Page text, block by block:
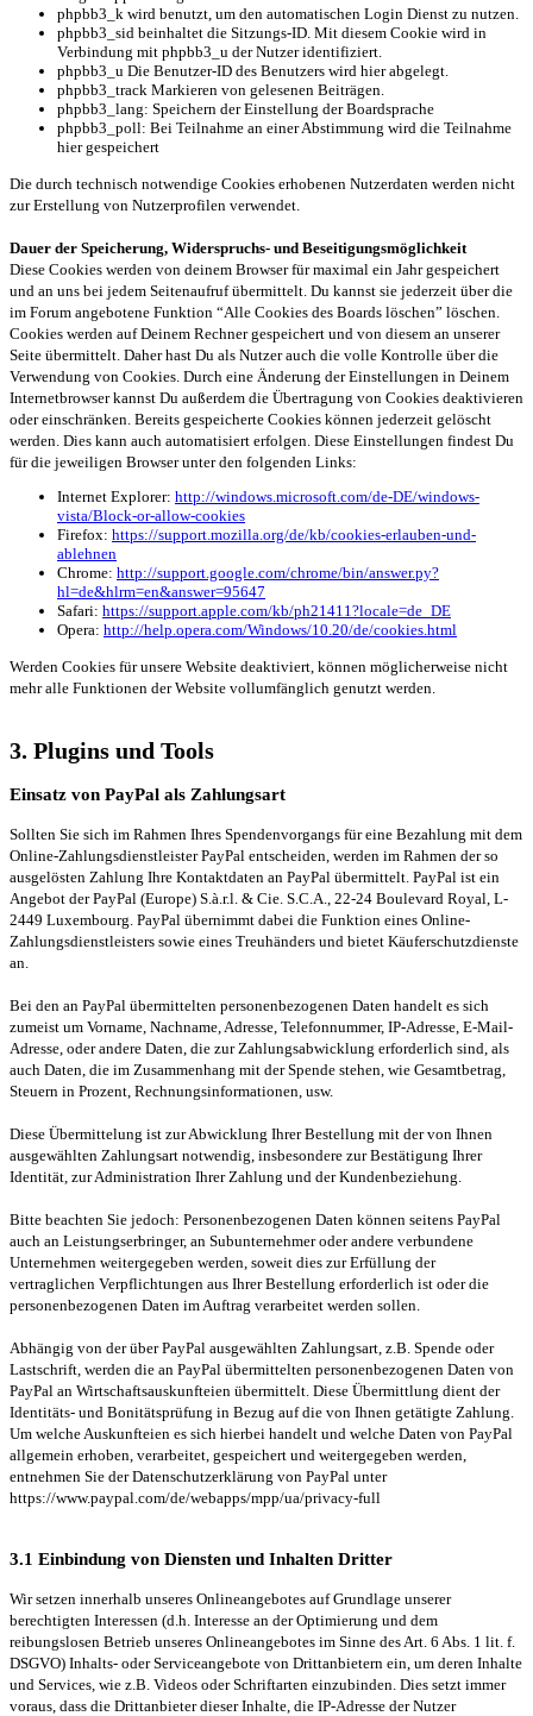
phpbb3_k wird benutzt, um den automatischen Login Dienst zu nutzen.
phpbb3_sid beinhaltet die Sitzungs-ID. Mit diesem Cookie wird in
Verbindung mit phpbb3_u der Nutzer identifiziert.
phpbb3_u Die Benutzer-ID des Benutzers wird hier abgelegt.
phpbb3_track Markieren von gelesenen Beiträgen.
phpbb3_lang: Speichern der Einstellung der Boardsprache
phpbb3_poll: Bei Teilnahme an einer Abstimmung wird die Teilnahme
hier gespeichert
Die durch technisch notwendige Cookies erhobenen Nutzerdaten werden nicht
zur Erstellung von Nutzerprofilen verwendet.
Dauer der Speicherung, Widerspruchs- und Beseitigungsmöglichkeit
Diese Cookies werden von deinem Browser für maximal ein Jahr gespeichert
und an uns bei jedem Seitenaufruf übermittelt. Du kannst sie jederzeit über die
im Forum angebotene Funktion “Alle Cookies des Boards löschen” löschen.
Cookies werden auf Deinem Rechner gespeichert und von diesem an unserer
Seite übermittelt. Daher hast Du als Nutzer auch die volle Kontrolle über die
Verwendung von Cookies. Durch eine Änderung der Einstellungen in Deinem
Internetbrowser kannst Du außerdem die Übertragung von Cookies deaktivieren
oder einschränken. Bereits gespeicherte Cookies können jederzeit gelöscht
werden. Dies kann auch automatisiert erfolgen. Diese Einstellungen findest Du
für die jeweiligen Browser unter den folgenden Links:
Internet Explorer: http://windows.microsoft.com/de-DE/windows-
vista/Block-or-allow-cookies
Firefox: https://support.mozilla.org/de/kb/cookies-erlauben-und-
ablehnen
Chrome: http://support.google.com/chrome/bin/answer.py?
hl=de&hlrm=en&answer=95647
Safari: https://support.apple.com/kb/ph21411?locale=de_DE
Opera: http://help.opera.com/Windows/10.20/de/cookies.html
Werden Cookies für unsere Website deaktiviert, können möglicherweise nicht
mehr alle Funktionen der Website vollumfänglich genutzt werden.
3. Plugins und Tools
Einsatz von PayPal als Zahlungsart
Sollten Sie sich im Rahmen Ihres Spendenvorgangs für eine Bezahlung mit dem
Online-Zahlungsdienstleister PayPal entscheiden, werden im Rahmen der so
ausgelösten Zahlung Ihre Kontaktdaten an PayPal übermittelt. PayPal ist ein
Angebot der PayPal (Europe) S.à.r.l. & Cie. S.C.A., 22-24 Boulevard Royal, L-
2449 Luxembourg. PayPal übernimmt dabei die Funktion eines Online-
Zahlungsdienstleisters sowie eines Treuhänders und bietet Käuferschutzdienste
an.
Bei den an PayPal übermittelten personenbezogenen Daten handelt es sich
zumeist um Vorname, Nachname, Adresse, Telefonnummer, IP-Adresse, E-Mail-
Adresse, oder andere Daten, die zur Zahlungsabwicklung erforderlich sind, als
auch Daten, die im Zusammenhang mit der Spende stehen, wie Gesamtbetrag,
Steuern in Prozent, Rechnungsinformationen, usw.
Diese Übermittelung ist zur Abwicklung Ihrer Bestellung mit der von Ihnen
ausgewählten Zahlungsart notwendig, insbesondere zur Bestätigung Ihrer
Identität, zur Administration Ihrer Zahlung und der Kundenbeziehung.
Bitte beachten Sie jedoch: Personenbezogenen Daten können seitens PayPal
auch an Leistungserbringer, an Subunternehmer oder andere verbundene
Unternehmen weitergegeben werden, soweit dies zur Erfüllung der
vertraglichen Verpflichtungen aus Ihrer Bestellung erforderlich ist oder die
personenbezogenen Daten im Auftrag verarbeitet werden sollen.
Abhängig von der über PayPal ausgewählten Zahlungsart, z.B. Spende oder
Lastschrift, werden die an PayPal übermittelten personenbezogenen Daten von
PayPal an Wirtschaftsauskunfteien übermittelt. Diese Übermittlung dient der
Identitäts- und Bonitätsprüfung in Bezug auf die von Ihnen getätigte Zahlung.
Um welche Auskunfteien es sich hierbei handelt und welche Daten von PayPal
allgemein erhoben, verarbeitet, gespeichert und weitergegeben werden,
entnehmen Sie der Datenschutzerklärung von PayPal unter
https://www.paypal.com/de/webapps/mpp/ua/privacy-full
3.1 Einbindung von Diensten und Inhalten Dritter
Wir setzen innerhalb unseres Onlineangebotes auf Grundlage unserer
berechtigten Interessen (d.h. Interesse an der Optimierung und dem
reibungslosen Betrieb unseres Onlineangebotes im Sinne des Art. 6 Abs. 1 lit. f.
DSGVO) Inhalts- oder Serviceangebote von Drittanbietern ein, um deren Inhalte
und Services, wie z.B. Videos oder Schriftarten einzubinden. Dies setzt immer
voraus, dass die Drittanbieter dieser Inhalte, die IP-Adresse der Nutzer